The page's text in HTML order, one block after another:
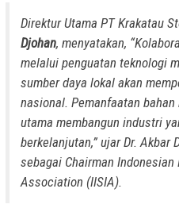
Direktur Utama PT Krakatau
Djohan, menyatakan,
melalui penguatan teknologi
sumber daya lokal akan
nasional. Pemanfaatan
utama membangun industri
berkelanjutan,” ujar Dr. Akbar
sebagai Chairman
Association (IISIA).